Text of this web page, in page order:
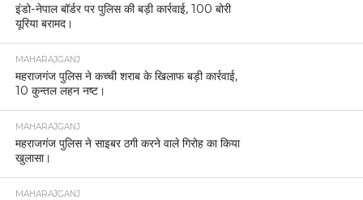
इंडो-नेपाल बॉर्डर पर पुलिस की बड़ी कार्रवाई, 100 बोरी
यूरिया बरामद।
MAHARAJGANJ
महराजगंज पुलिस ने कच्ची शराब के खिलाफ बड़ी कार्रवाई,
10 कुन्तल लहन नष्ट।
MAHARAJGANJ
महराजगंज पुलिस ने साइबर ठगी करने वाले गिरोह का किया
खुलासा।
MAHARAJGANJ